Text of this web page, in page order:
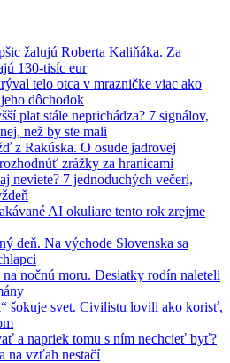
žalujú Roberta Kaliňáka. Za
130-tisíc eur
telo otca v mrazničke viac ako
dôchodok
plat stále neprichádza? 7 signálov,
než by ste mali
z Rakúska. O osude jadrovej
zrážky za hranicami
neviete? 7 jednoduchých večerí,
AI okuliare tento rok zrejme
deň. Na východe Slovenska sa
nočnú moru. Desiatky rodín naleteli
šokuje svet. Civilistu lovili ako korisť,
a napriek tomu s ním nechcieť byť?
na vzťah nestačí